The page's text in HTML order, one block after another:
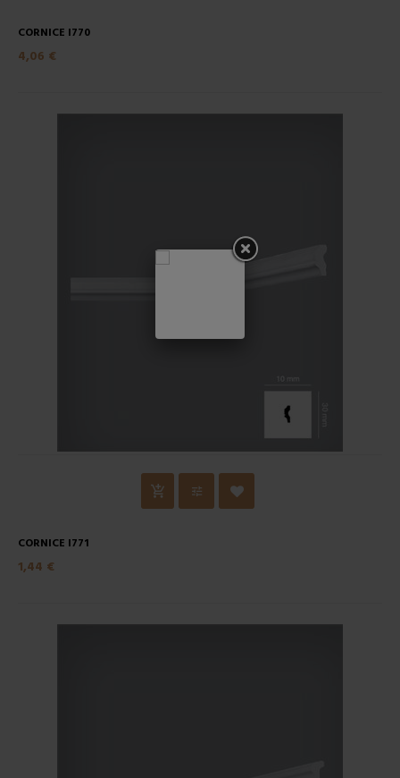
CORNICE I770
4,06 €
CORNICE I771
1,44 €